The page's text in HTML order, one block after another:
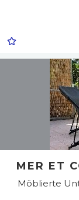
MER ET
Möblierte